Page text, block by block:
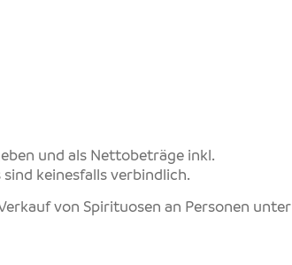
und als Nettobeträge inkl.
keinesfalls verbindlich.
von Spirituosen an Personen unter